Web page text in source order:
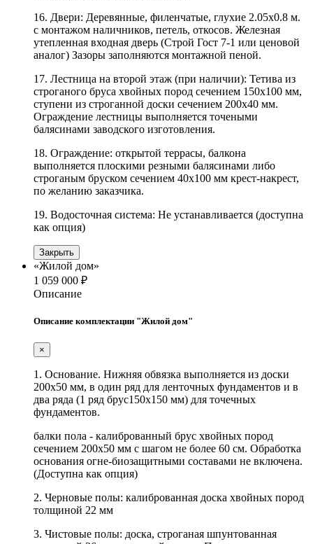
16. Двери: Деревянные, филенчатые, глухие 2.05х0.8 м.
с монтажом наличников, петель, откосов. Железная
утепленная входная дверь (Строй Гост 7-1 или ценовой
аналог) Зазоры заполняются монтажной пеной.
17. Лестница на второй этаж (при наличии): Тетива из
строганого бруса хвойных пород сечением 150х100 мм,
ступени из строганной доски сечением 200х40 мм.
Ограждение лестницы выполняется точеными
балясинами заводского изготовления.
18. Ограждение: открытой террасы, балкона
выполняется плоскими резными балясинами либо
строганым бруском сечением 40х100 мм крест-накрест,
по желанию заказчика.
19. Водосточная система: Не устанавливается (доступна
как опция)
Закрыть
«Жилой дом»
1 059 000 ₽
Описание
Описание комплектации "Жилой дом"
×
1. Основание. Нижняя обвязка выполняется из доски
200х50 мм, в один ряд для ленточных фундаментов и в
два ряда (1 ряд брус150х150 мм) для точечных
фундаментов.
балки пола - калиброванный брус хвойных пород
сечением 200х50 мм с шагом не более 60 см. Обработка
основания огне-биозащитными составами не включена.
(Доступна как опция)
2. Черновые полы: калиброванная доска хвойных пород
толщиной 22 мм
3. Чистовые полы: доска, строганая шпунтованная